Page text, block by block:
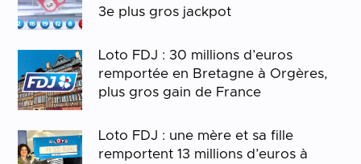
3e plus gros jackpot
Loto FDJ : 30 millions d’euros
remportée en Bretagne à Orgères,
plus gros gain de France
Loto FDJ : une mère et sa fille
remportent 13 millions d’euros à